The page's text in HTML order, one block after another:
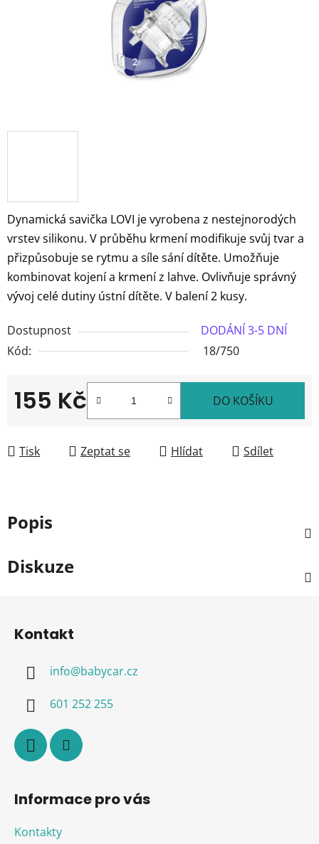
Dynamická savička LOVI je vyrobena z nestejnorodých
vrstev silikonu. V průběhu krmení modifikuje svůj tvar a
přizpůsobuje se rytmu a síle sání dítěte. Umožňuje
kombinovat kojení a krmení z lahve. Ovlivňuje správný
vývoj celé dutiny ústní dítěte. V balení 2 kusy.
Dostupnost
DODÁNÍ 3-5 DNÍ
Kód:
18/750
155 Kč DO KOŠÍKU
Tisk Zeptat se Hlídat Sdílet
Popis
Diskuze
Kontakt
info@babycar.cz
601 252 255
Informace pro vás
Kontakty